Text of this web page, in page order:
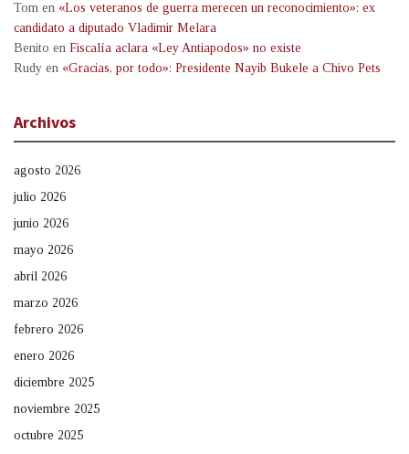
Tom en «Los veteranos de guerra merecen un reconocimiento»: ex
candidato a diputado Vladimir Melara
Benito en Fiscalía aclara «Ley Antiapodos» no existe
Rudy en «Gracias, por todo»: Presidente Nayib Bukele a Chivo Pets
Archivos
agosto 2026
julio 2026
junio 2026
mayo 2026
abril 2026
marzo 2026
febrero 2026
enero 2026
diciembre 2025
noviembre 2025
octubre 2025